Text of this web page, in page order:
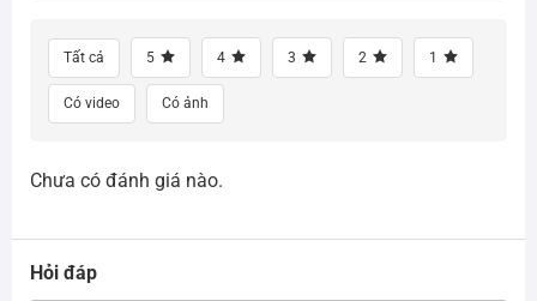
Tất cả 5 4 3 2 1
Có video Có ảnh
Chưa có đánh giá nào.
Hỏi đáp